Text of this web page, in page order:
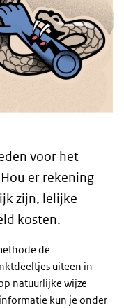
voor het
er rekening
zijn, lelijke
kosten.
de
uiteen in
natuurlijke wijze
kun je onder